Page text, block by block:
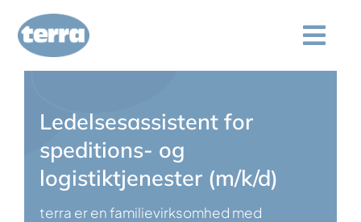
Spring
indhold
Kvalitetskontrol
Ledelsesassistent for
speditions- og
logistiktjenester (m/k/d)
terra er en familievirksomhed med